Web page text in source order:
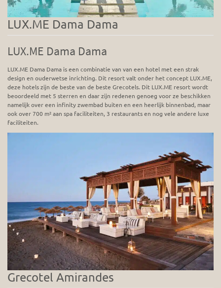
LUX.ME Dama Dama
LUX.ME Dama Dama
LUX.ME Dama Dama is een combinatie van van een hotel met een strak
design en ouderwetse inrichting. Dit resort valt onder het concept LUX.ME,
deze hotels zijn de beste van de beste Grecotels. Dit LUX.ME resort wordt
beoordeeld met 5 sterren en daar zijn redenen genoeg voor ze beschikken
namelijk over een infinity zwembad buiten en een heerlijk binnenbad, maar
ook over 700 m² aan spa faciliteiten, 3 restaurants en nog vele andere luxe
faciliteiten.
Grecotel Amirandes